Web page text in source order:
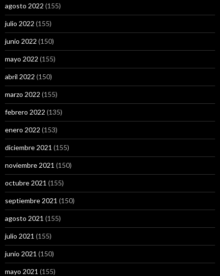
agosto 2022 (155)
julio 2022 (155)
junio 2022 (150)
mayo 2022 (155)
abril 2022 (150)
marzo 2022 (155)
febrero 2022 (135)
enero 2022 (153)
diciembre 2021 (155)
noviembre 2021 (150)
octubre 2021 (155)
septiembre 2021 (150)
agosto 2021 (155)
julio 2021 (155)
junio 2021 (150)
mayo 2021 (155)